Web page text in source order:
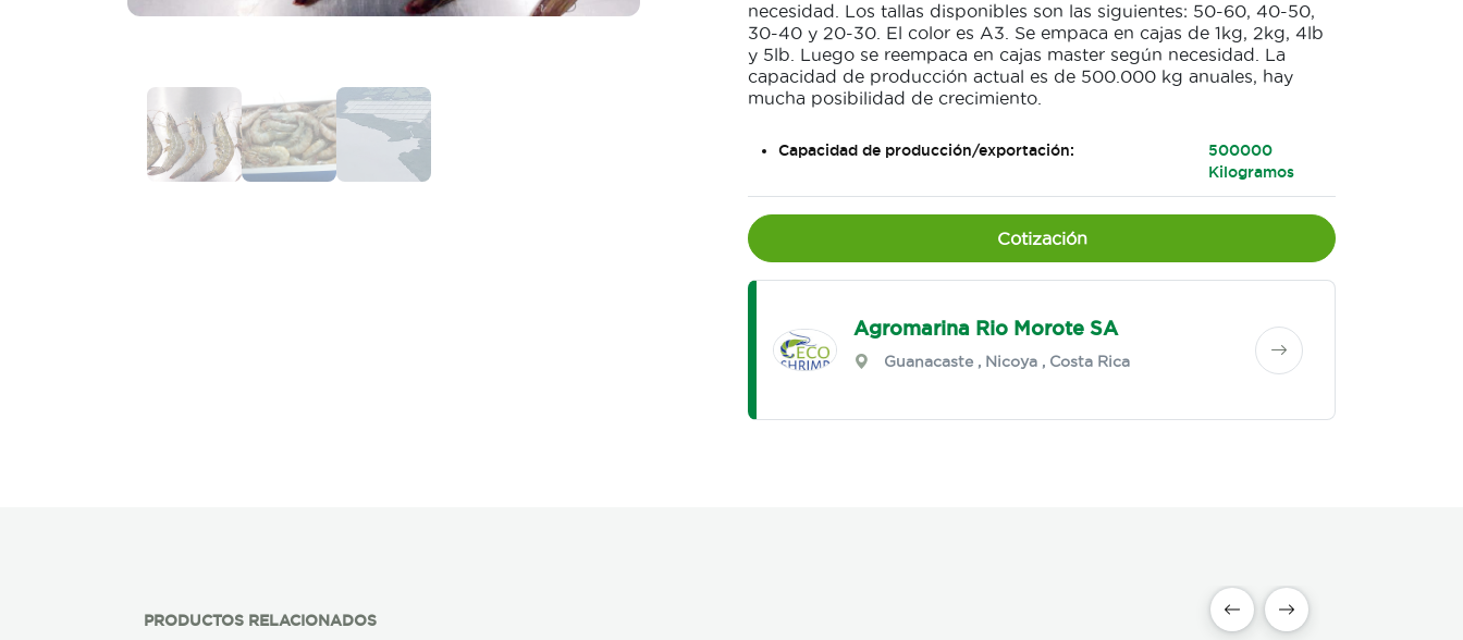
necesidad. Los tallas disponibles son las siguientes: 50-60, 40-50,
30-40 y 20-30. El color es A3. Se empaca en cajas de 1kg, 2kg, 4lb
y 5lb. Luego se reempaca en cajas master según necesidad. La
capacidad de producción actual es de 500.000 kg anuales, hay
mucha posibilidad de crecimiento.
Capacidad de producción/exportación:
500000
Kilogramos
Cotización
Agromarina Rio Morote SA
Guanacaste, Nicoya, Costa Rica
PRODUCTOS RELACIONADOS